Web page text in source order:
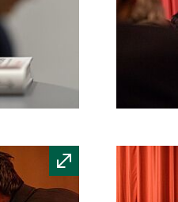
Bundesarchiv
Stange